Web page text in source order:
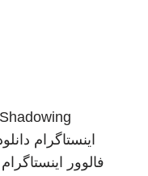
اینستاگرام
فالوور اینستاگرام